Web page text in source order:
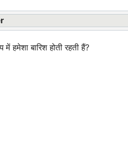
हमेशा बारिश होती रहती हैं?